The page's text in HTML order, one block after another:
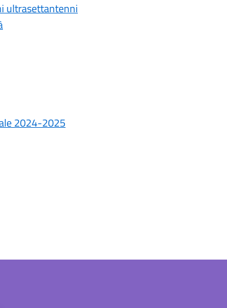
ultrasettantenni
2024-2025